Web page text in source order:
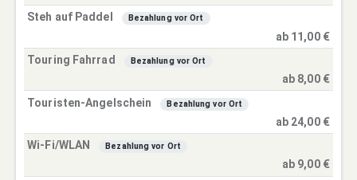
Steh auf Paddel
Bezahlung vor Ort
ab 11,00 €
Touring Fahrrad
Bezahlung vor Ort
ab 8,00 €
Touristen-Angelschein
Bezahlung vor Ort
ab 24,00 €
Wi-Fi/WLAN
Bezahlung vor Ort
ab 9,00 €